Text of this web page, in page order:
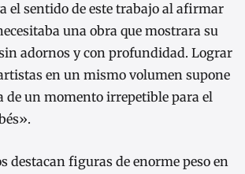
el sentido de este trabajo al afirmar
una obra que mostrara su
adornos y con profundidad. Lograr
en un mismo volumen supone
de un momento irrepetible para el
destacan figuras de enorme peso en